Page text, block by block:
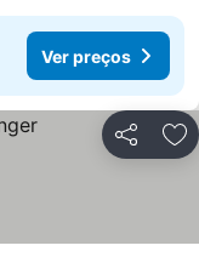
Ver preços
Partilhar